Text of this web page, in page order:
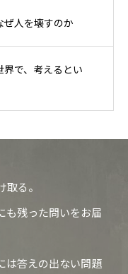
ぜ人を壊すのか
で、考えるとい
る。
も残った問いをお届
は答えの出ない問題